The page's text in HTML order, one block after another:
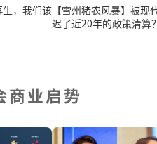
生，我们该【雪州猪农风暴】被现
迟了近20年的政策清算
商业启势